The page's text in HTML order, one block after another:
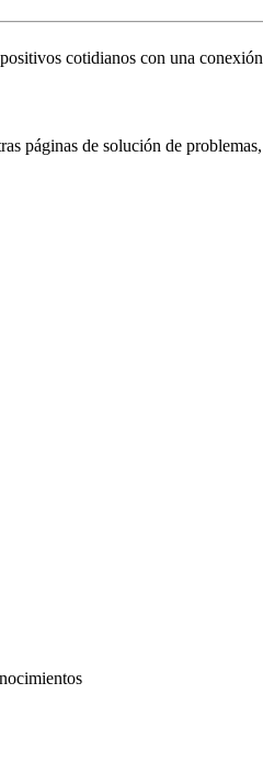
cotidianos con una conexión
páginas de solución de problemas,